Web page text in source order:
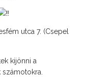
utca 7. (Csepel
kijönni a
számotokra.